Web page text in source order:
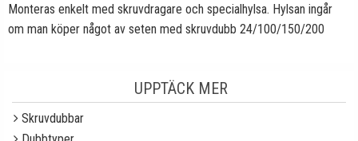
Monteras enkelt med skruvdragare och specialhylsa. Hylsan ingår
om man köper något av seten med skruvdubb 24/100/150/200
UPPTÄCK MER
Skruvdubbar